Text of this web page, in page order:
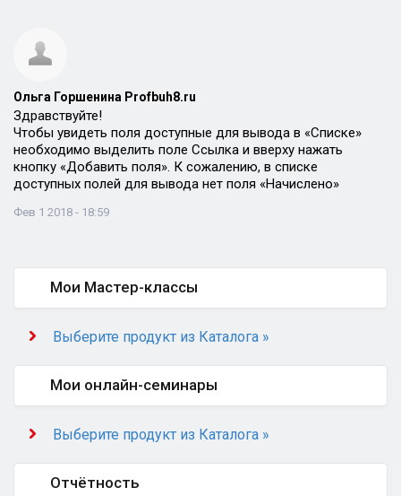
Ольга Горшенина Profbuh8.ru
Здравствуйте!
Чтобы увидеть поля доступные для вывода в «Списке»
необходимо выделить поле Ссылка и вверху нажать
кнопку «Добавить поля». К сожалению, в списке
доступных полей для вывода нет поля «Начислено»
Фев 1 2018 - 18:59
Мои Мастер-классы
Выберите продукт из Каталога »
Мои онлайн-семинары
Выберите продукт из Каталога »
Отчётность